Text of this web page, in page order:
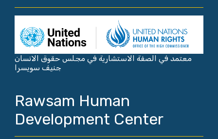
معتمد في الصفة الاستشارية في مجلس حقوق الانسان
جنيف سويسرا
Rawsam Human
Development Center